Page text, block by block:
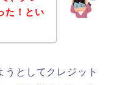
た！とい
としてクレジット